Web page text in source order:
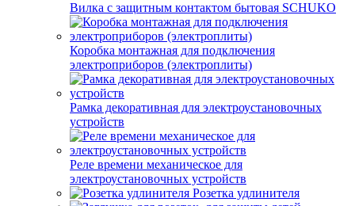
Вилка с защитным контактом бытовая SCHUKO
Коробка монтажная для подключения
электроприборов (электроплиты)
Рамка декоративная для электроустановочных
устройств
Реле времени механическое для
электроустановочных устройств
Розетка удлинителя